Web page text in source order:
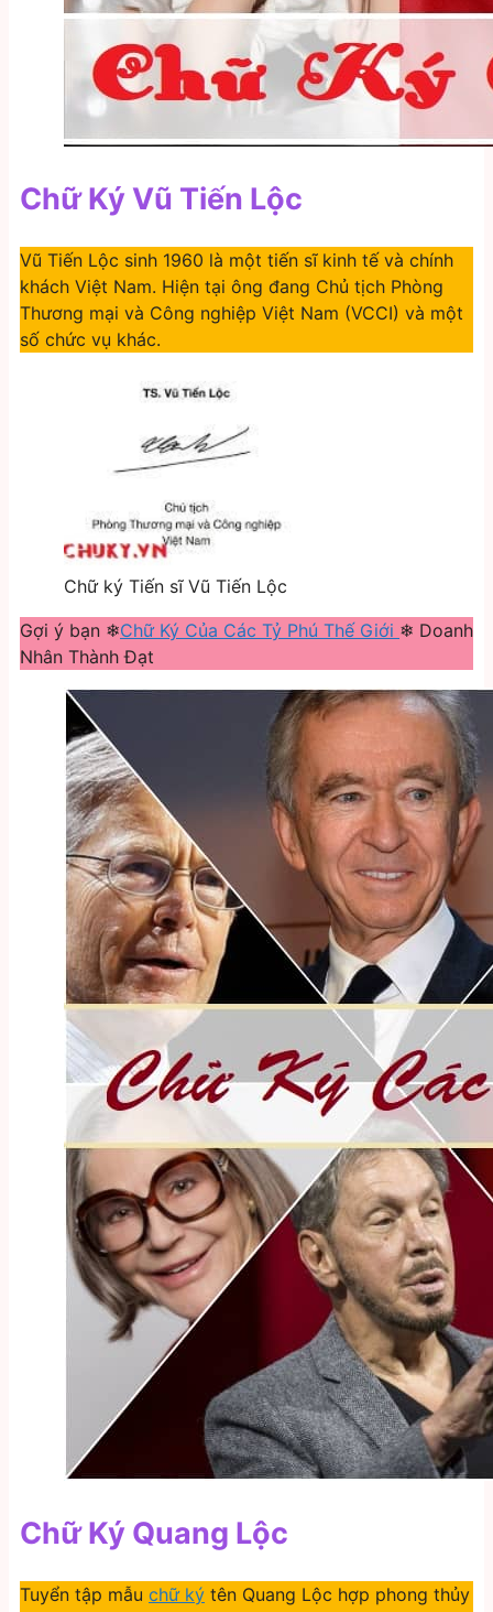
Chữ Ký Vũ Tiến Lộc
Vũ Tiến Lộc sinh 1960 là một tiến sĩ kinh tế và chính
khách Việt Nam. Hiện tại ông đang Chủ tịch Phòng
Thương mại và Công nghiệp Việt Nam (VCCI) và một
số chức vụ khác.
Chữ ký Tiến sĩ Vũ Tiến Lộc
Gợi ý bạn ❄Chữ Ký Của Các Tỷ Phú Thế Giới ❄ Doanh
Nhân Thành Đạt
Chữ Ký Quang Lộc
Tuyển tập mẫu chữ ký tên Quang Lộc hợp phong thủy